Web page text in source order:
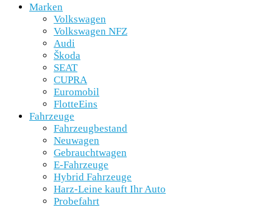
Marken
Volkswagen
Volkswagen NFZ
Audi
Škoda
SEAT
CUPRA
Euromobil
FlotteEins
Fahrzeuge
Fahrzeugbestand
Neuwagen
Gebrauchtwagen
E-Fahrzeuge
Hybrid Fahrzeuge
Harz-Leine kauft Ihr Auto
Probefahrt